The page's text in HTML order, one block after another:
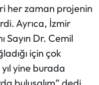
her zaman projenin
Ayrıca, İzmir
Sayın Dr. Cemil
için çok
yine burada